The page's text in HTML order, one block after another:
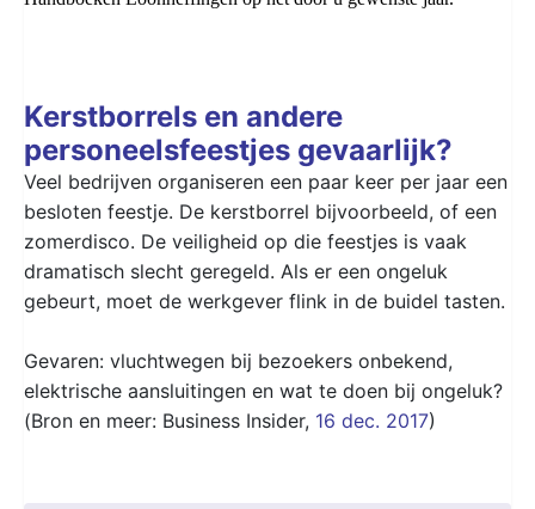
Kerstborrels en andere
personeelsfeestjes gevaarlijk?
Veel bedrijven organiseren een paar keer per jaar een
besloten feestje. De kerstborrel bijvoorbeeld, of een
zomerdisco. De veiligheid op die feestjes is vaak
dramatisch slecht geregeld. Als er een ongeluk
gebeurt, moet de werkgever flink in de buidel tasten.
Gevaren: vluchtwegen bij bezoekers onbekend,
elektrische aansluitingen en wat te doen bij ongeluk?
(Bron en meer: Business Insider, 16 dec. 2017)